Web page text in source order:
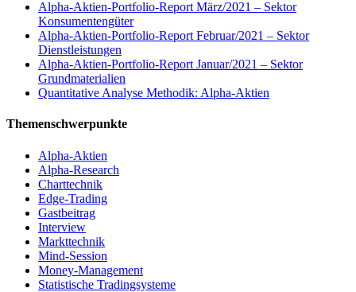
Alpha-Aktien-Portfolio-Report März/2021 – Sektor
Konsumentengüter
Alpha-Aktien-Portfolio-Report Februar/2021 – Sektor
Dienstleistungen
Alpha-Aktien-Portfolio-Report Januar/2021 – Sektor
Grundmaterialien
Quantitative Analyse Methodik: Alpha-Aktien
Themenschwerpunkte
Alpha-Aktien
Alpha-Research
Charttechnik
Edge-Trading
Gastbeitrag
Interview
Markttechnik
Mind-Session
Money-Management
Statistische Tradingsysteme